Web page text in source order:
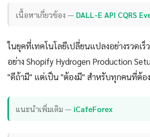
เนื้อหาเกี่ยวข้อง — DALL-E API CQRS
ในยุคที่เทคโนโลยีเปลี่ยนแปลงอย่างรวดเร็
อย่าง Shopify Hydrogen Production
"ดีถ้ามี" แต่เป็น "ต้องมี" สำหรับทุกคนที่ต้อ
แนะนำเพิ่มเติม — iCafeForex